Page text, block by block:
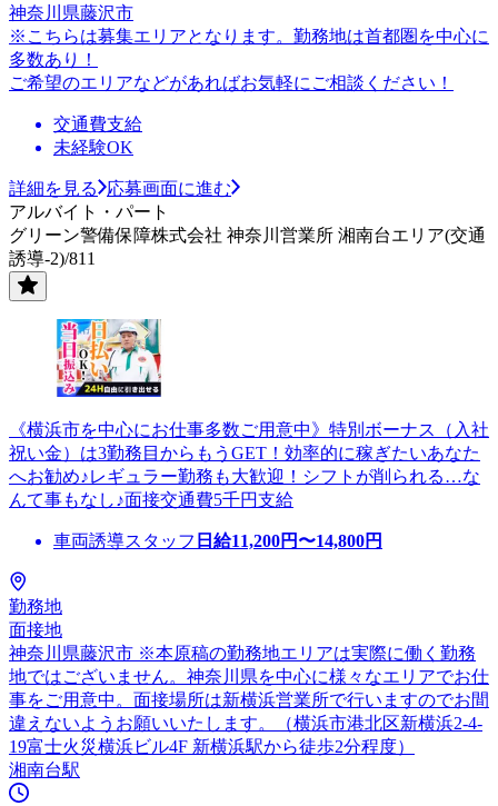
神奈川県藤沢市
※こちらは募集エリアとなります。勤務地は首都圏を中心に
多数あり！
ご希望のエリアなどがあればお気軽にご相談ください！
交通費支給
未経験OK
詳細を見る
応募画面に進む
アルバイト・パート
グリーン警備保障株式会社 神奈川営業所 湘南台エリア(交通
誘導-2)/811
《横浜市を中心にお仕事多数ご用意中》特別ボーナス（入社
祝い金）は3勤務目からもうGET！効率的に稼ぎたいあなた
へお勧め♪レギュラー勤務も大歓迎！シフトが削られる…な
んて事もなし♪面接交通費5千円支給
車両誘導スタッフ 日給11,200円〜14,800円
勤務地
面接地
神奈川県藤沢市 ※本原稿の勤務地エリアは実際に働く勤務
地ではございません。神奈川県を中心に様々なエリアでお仕
事をご用意中。面接場所は新横浜営業所で行いますのでお間
違えないようお願いいたします。（横浜市港北区新横浜2-4-
19富士火災横浜ビル4F 新横浜駅から徒歩2分程度）
湘南台駅